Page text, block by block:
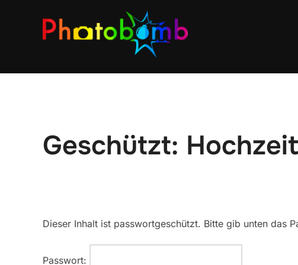
Geschützt:
Dieser Inhalt ist passwortgeschützt. Bitte gib unten das
Passwort: